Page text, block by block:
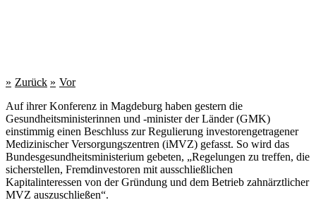
Zurück
Vor
Auf ihrer Konferenz in Magdeburg haben gestern die
Gesundheitsministerinnen und -minister der Länder (GMK)
einstimmig einen Beschluss zur Regulierung investorengetragener
Medizinischer Versorgungszentren (iMVZ) gefasst. So wird das
Bundesgesundheitsministerium gebeten, „Regelungen zu treffen, die
sicherstellen, Fremdinvestoren mit ausschließlichen
Kapitalinteressen von der Gründung und dem Betrieb zahnärztlicher
MVZ auszuschließen“.